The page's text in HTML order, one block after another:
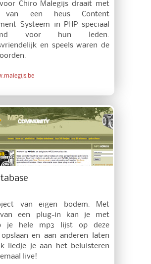
Chiro Malegijs draait met
van een heus Content
Systeem in PHP speciaal
voor hun leden.
en speels waren de
van eigen bodem. Met
van een plug-in kan je met
je hele mp3 lijst op deze
en aan anderen laten
liedje je aan het beluisteren
live!